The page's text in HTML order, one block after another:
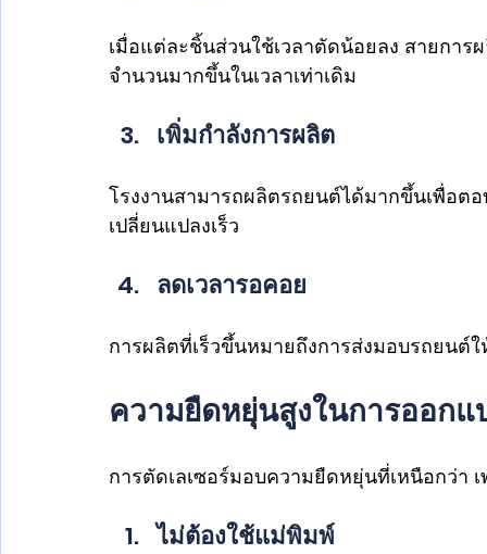
เมื่อแต่ละชิ้นส่วนใช้เวลาตัดน้อยลง สายกา
จำนวนมากขึ้นในเวลาเท่าเดิม
เพิ่มกำลังการผลิต
โรงงานสามารถผลิตรถยนต์ได้มากขึ้นเพื่อต
เปลี่ยนแปลงเร็ว
ลดเวลารอคอย
การผลิตที่เร็วขึ้นหมายถึงการส่งมอบรถยนต์
ความยืดหยุ่นสูงในการออก
การตัดเลเซอร์มอบความยืดหยุ่นที่เหนือกว่า
ไม่ต้องใช้แม่พิมพ์